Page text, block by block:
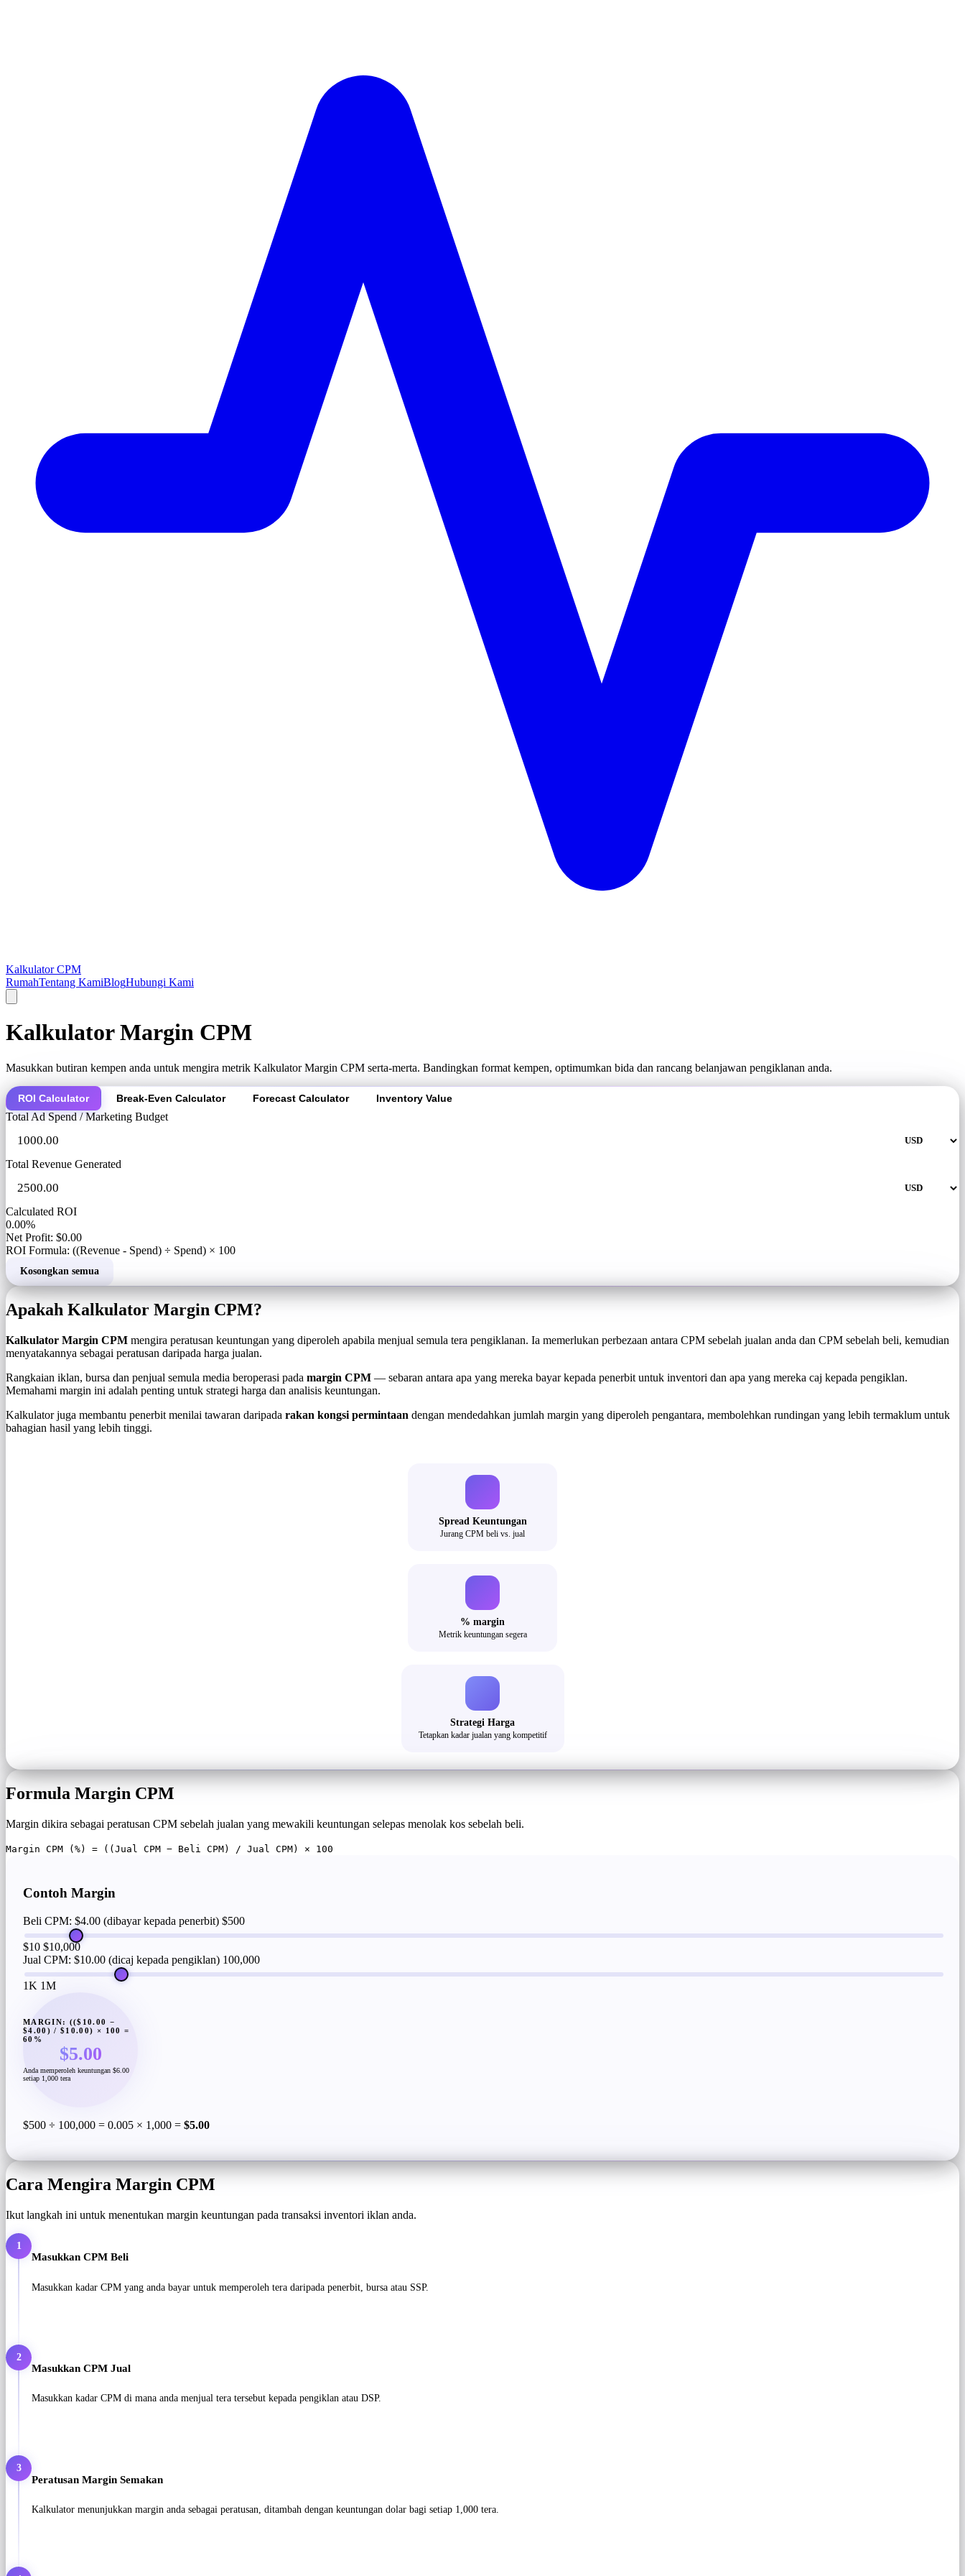
Kalkulator CPM
RumahTentang KamiBlogHubungi Kami
Kalkulator Margin CPM
Masukkan butiran kempen anda untuk mengira metrik Kalkulator Margin CPM serta-merta. Bandingkan format kempen, optimumkan bida dan rancang belanjawan pengiklanan anda.
ROI Calculator Break-Even Calculator Forecast Calculator Inventory Value
Total Ad Spend / Marketing Budget
Total Revenue Generated
Calculated ROI
0.00%
Net Profit: $0.00
ROI Formula: ((Revenue - Spend) ÷ Spend) × 100
Kosongkan semua
Apakah Kalkulator Margin CPM?
Kalkulator Margin CPM mengira peratusan keuntungan yang diperoleh apabila menjual semula tera pengiklanan. Ia memerlukan perbezaan antara CPM sebelah jualan anda dan CPM sebelah beli, kemudian
menyatakannya sebagai peratusan daripada harga jualan.
Rangkaian iklan, bursa dan penjual semula media beroperasi pada margin CPM — sebaran antara apa yang mereka bayar kepada penerbit untuk inventori dan apa yang mereka caj kepada pengiklan.
Memahami margin ini adalah penting untuk strategi harga dan analisis keuntungan.
Kalkulator juga membantu penerbit menilai tawaran daripada rakan kongsi permintaan dengan mendedahkan jumlah margin yang diperoleh pengantara, membolehkan rundingan yang lebih termaklum untuk
bahagian hasil yang lebih tinggi.
Spread Keuntungan
Jurang CPM beli vs. jual
% margin
Metrik keuntungan segera
Strategi Harga
Tetapkan kadar jualan yang kompetitif
Formula Margin CPM
Margin dikira sebagai peratusan CPM sebelah jualan yang mewakili keuntungan selepas menolak kos sebelah beli.
Margin CPM (%) = ((Jual CPM − Beli CPM) / Jual CPM) × 100
Contoh Margin
Beli CPM: $4.00 (dibayar kepada penerbit) $500
$10 $10,000
Jual CPM: $10.00 (dicaj kepada pengiklan) 100,000
1K 1M
MARGIN: (($10.00 −
$4.00) / $10.00) × 100 =
60%
$5.00
Anda memperoleh keuntungan $6.00
setiap 1,000 tera
$500 ÷ 100,000 = 0.005 × 1,000 = $5.00
Cara Mengira Margin CPM
Ikut langkah ini untuk menentukan margin keuntungan pada transaksi inventori iklan anda.
1
Masukkan CPM Beli
Masukkan kadar CPM yang anda bayar untuk memperoleh tera daripada penerbit, bursa atau SSP.
2
Masukkan CPM Jual
Masukkan kadar CPM di mana anda menjual tera tersebut kepada pengiklan atau DSP.
3
Peratusan Margin Semakan
Kalkulator menunjukkan margin anda sebagai peratusan, ditambah dengan keuntungan dolar bagi setiap 1,000 tera.